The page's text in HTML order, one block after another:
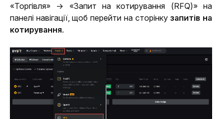
«Торгівля» → «Запит на котирування (RFQ)» на
панелі навігації, щоб перейти на сторінку запитів на
котирування.